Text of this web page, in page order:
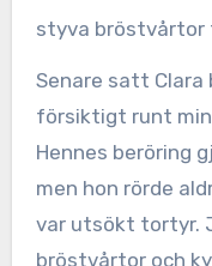
styva
Senare satt Clara
försiktigt runt
Hennes beröring
men hon rörde
var utsökt tortyr.
bröstvårtor och